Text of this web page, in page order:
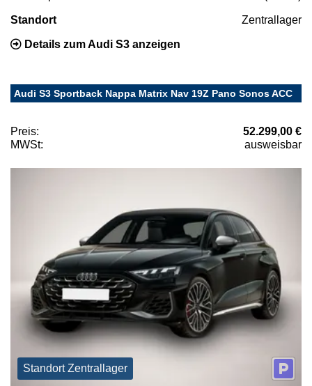
Standort Zentrallager
Details zum Audi S3 anzeigen
Audi S3 Sportback Nappa Matrix Nav 19Z Pano Sonos ACC
Preis:
52.299,00 €
MWSt:
ausweisbar
Standort Zentrallager